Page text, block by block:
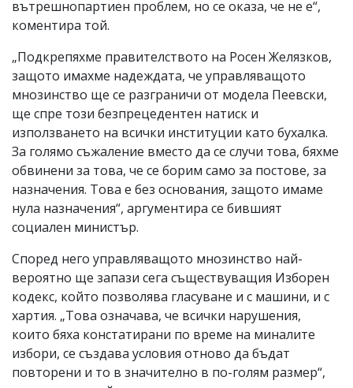
вътрешнопартиен проблем, но се оказа, че не е“,
коментира той.
„Подкрепяхме правителството на Росен Желязков,
защото имахме надеждата, че управляващото
мнозинство ще се разграничи от модела Пеевски,
ще спре този безпрецедентен натиск и
използването на всички институции като бухалка.
За голямо съжаление вместо да се случи това, бяхме
обвинени за това, че се борим само за постове, за
назначения. Това е без основания, защото имаме
нула назначения“, аргументира се бившият
социален министър.
Според него управляващото мнозинство най-
вероятно ще запази сега съществуващия Изборен
кодекс, който позволява гласуване и с машини, и с
хартия. „Това означава, че всички нарушения,
които бяха констатирани по време на миналите
избори, се създава условия отново да бъдат
повторени и то в значително в по-голям размер“,